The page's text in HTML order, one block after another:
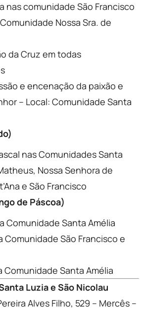
nas comunidade São Francisco
Nossa Sra. de
da Cruz em todas
e encenação da paixão e
– Local: Comunidade Santa
nas Comunidades Santa
Nossa Senhora de
e São Francisco
de Páscoa)
Comunidade Santa Amélia
Comunidade São Francisco e
Comunidade Santa Amélia
Luzia e São Nicolau
Alves Filho, 529 – Mercês –